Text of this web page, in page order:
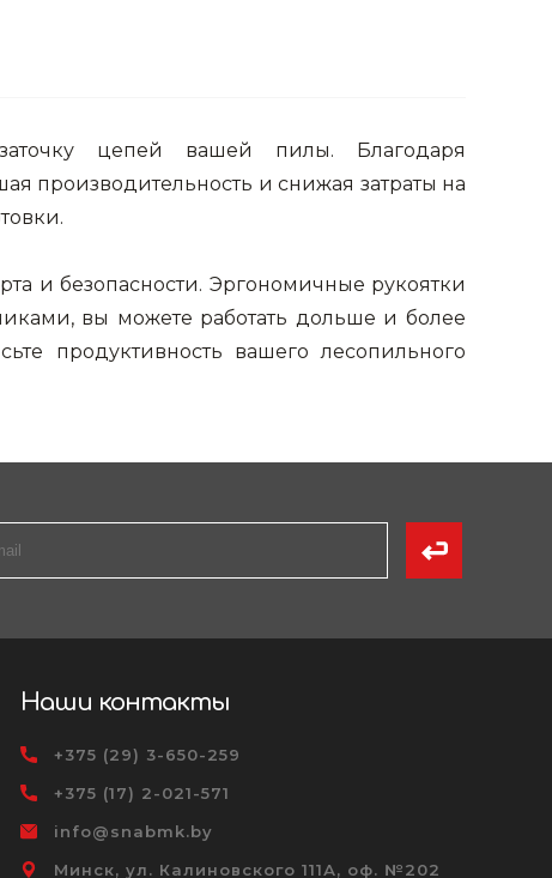
цепей вашей пилы. Благодаря
производительность и снижая затраты на
и безопасности. Эргономичные рукоятки
вы можете работать дольше и более
продуктивность вашего лесопильного
Наши контакты
+375 (29) 3-650-259
+375 (17) 2-021-571
info@snabmk.by
Минск, ул. Калиновского 111А, оф. №202